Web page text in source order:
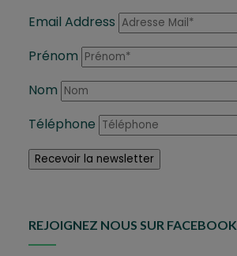
Email Address
Prénom
Nom
Téléphone
REJOIGNEZ NOUS SUR FACEBOOK